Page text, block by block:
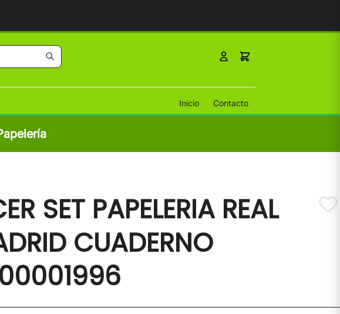
Inicio Contacto
SET PAPELERIA REAL
CUADERNO